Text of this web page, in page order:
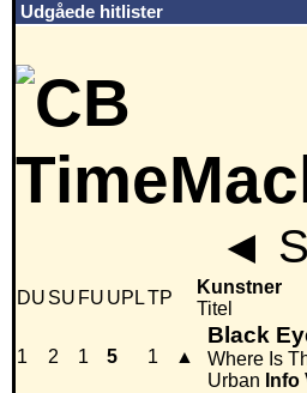
Udgåede hitlister
◄
DU SU FU UPLTP
Kunstner
Titel
1 2 1 5 1 ▲
Black
Where Is
Urban Info